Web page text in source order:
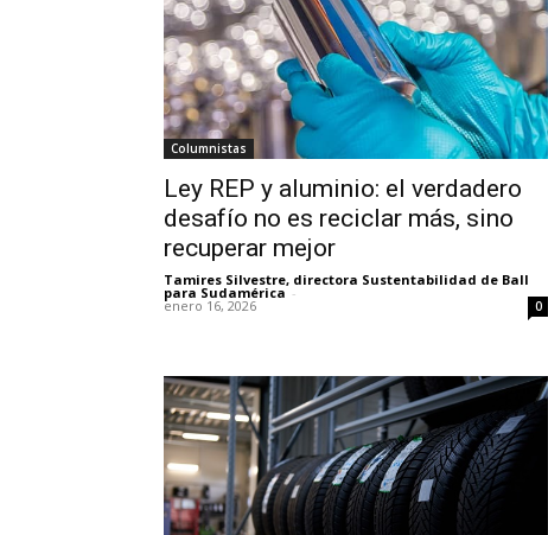
Columnistas
Ley REP y aluminio: el verdadero
desafío no es reciclar más, sino
recuperar mejor
Tamires Silvestre, directora Sustentabilidad de Ball
para Sudamérica -
enero 16, 2026 0